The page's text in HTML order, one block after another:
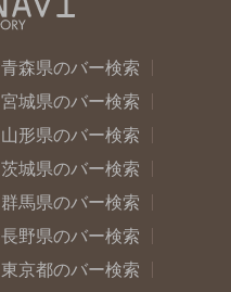
青森県のバー検索
宮城県のバー検索
山形県のバー検索
茨城県のバー検索
群馬県のバー検索
長野県のバー検索
東京都のバー検索